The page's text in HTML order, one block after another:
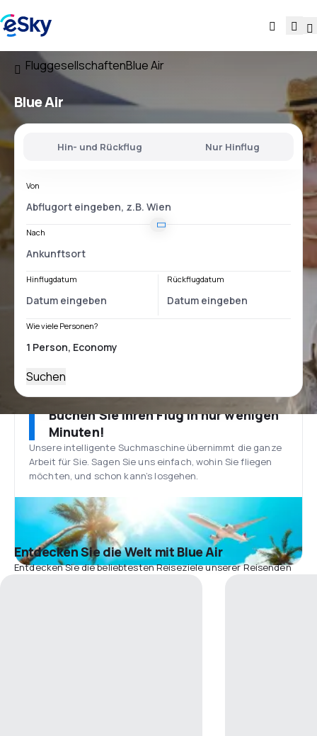
FluggesellschaftenBlue Air
Blue Air
Hin- und Rückflug Nur Hinflug
Von
Nach
Hinflugdatum Rückflugdatum
Wie viele Personen?
Suchen
Buchen Sie Ihren Flug in nur wenigen
Minuten!
Unsere intelligente Suchmaschine übernimmt die ganze
Arbeit für Sie. Sagen Sie uns einfach, wohin Sie fliegen
möchten, und schon kann’s losgehen.
Entdecken Sie die Welt mit Blue Air
Entdecken Sie die beliebtesten Reiseziele unserer Reisenden